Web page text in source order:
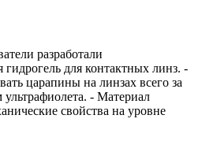
разработали
для контактных линз. -
царапины на линзах всего за
- Материал
свойства на уровне